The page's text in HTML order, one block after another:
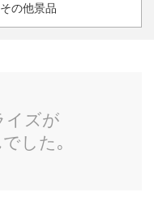
その他景品